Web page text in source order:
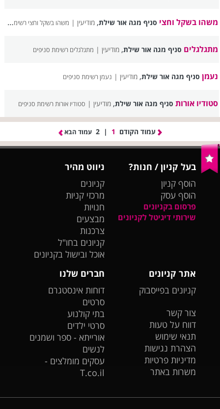
משהו בשקל וחצי סניף מגה אור שילת,מודיעין | משהו בשקל וחצי רשימת סניפים
מתגלגלים סניף מגה אור שילת,מודיעין | מתגלגלים רשימת סניפים
נעמן סניף מגה אור שילת,מודיעין | נעמן רשימת סניפים
סטודיו אורות סניף מגה אור שילת,מודיעין | סטודיו אורות רשימת סניפים
עמוד הקודם |
2 עמוד הבא
בעל קניון / חנות?
הוסף קניון
הוסף עסק
פרסום בקניונים
שירותי דיגיטל לקניונים
ניווט מהיר
קניונים
מרכזי קניות
חנויות
מבצעים
צרכנות
קניונים בחו"ל
אוכל ובישול בקניונים
אתר קניונים
קניונים בפייסבוק
צור קשר
דווח על טעות
תנאי שימוש
הצהרת נגישות
מדיניות פרטיות
משרות באתר
חברים שלנו
דוחות אינסטגרם
סרטים
בתי קולנוע
סרטי ילדים
אורייתא - ספר ושמנים
לנשים
עסקים מומלצים -
T.co.il